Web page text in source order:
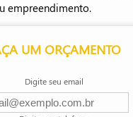
empreendimento.
UM ORÇAMENTO
Digite seu email